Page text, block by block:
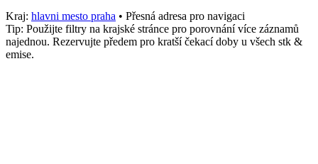
Kraj: hlavni mesto praha • Přesná adresa pro navigaci
Tip: Použijte filtry na krajské stránce pro porovnání více záznamů
najednou. Rezervujte předem pro kratší čekací doby u všech stk &
emise.